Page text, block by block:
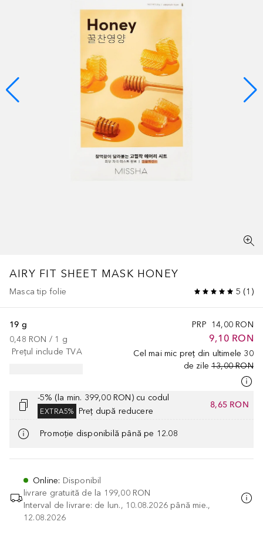
AIRY FIT SHEET MASK HONEY
Masca tip folie 5 (1 )
PRP 14,00 RON
9,10 RON
Cel mai mic preț din ultimele 30
de zile 13,00 RON
19 g
0,48 RON / 1 g
Prețul include TVA
-5% (la min. 399,00 RON) cu codul
EXTRA5% Preț după reducere
8,65 RON
Promoție disponibilă până pe 12.08
Online: Disponibil
livrare gratuită de la 199,00 RON
Interval de livrare: de lun., 10.08.2026 până mie.,
12.08.2026